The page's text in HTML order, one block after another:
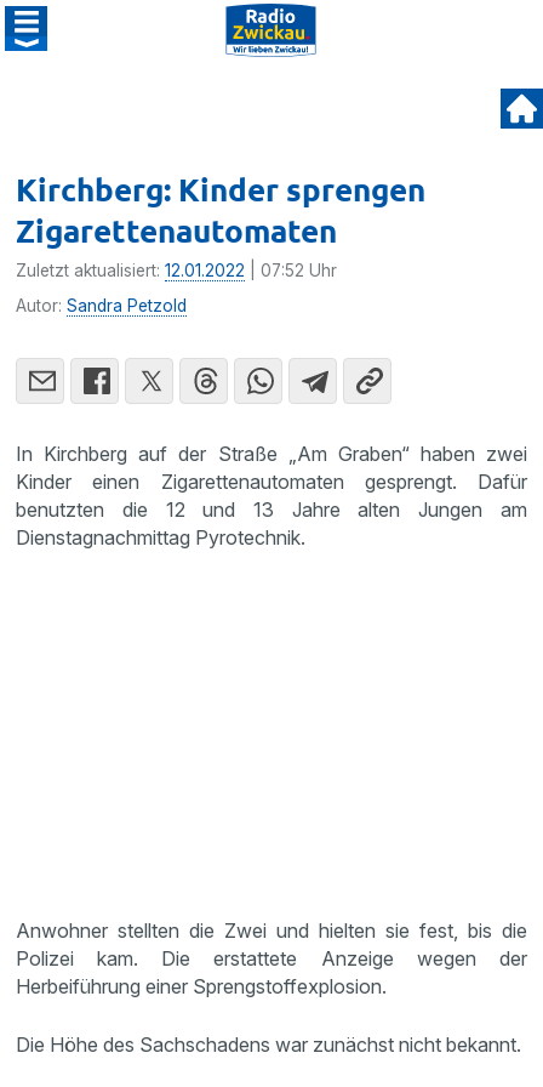
Kirchberg: Kinder sprengen
Zigarettenautomaten
Zuletzt aktualisiert:12.01.2022 | 07:52 Uhr
Autor:Sandra Petzold
In Kirchberg auf der Straße „Am Graben“ haben zwei
Kinder einen Zigarettenautomaten gesprengt. Dafür
benutzten die 12 und 13 Jahre alten Jungen am
Dienstagnachmittag Pyrotechnik.
Anwohner stellten die Zwei und hielten sie fest, bis die
Polizei kam. Die erstattete Anzeige wegen der
Herbeiführung einer Sprengstoffexplosion.
Die Höhe des Sachschadens war zunächst nicht bekannt.